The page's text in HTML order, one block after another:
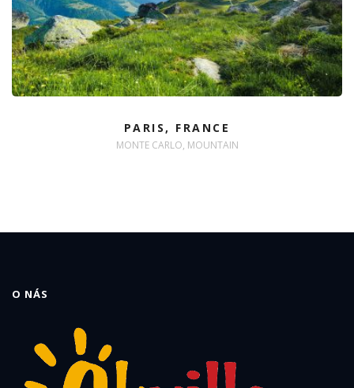
PARIS, FRANCE
MONTE CARLO, MOUNTAIN
O NÁS